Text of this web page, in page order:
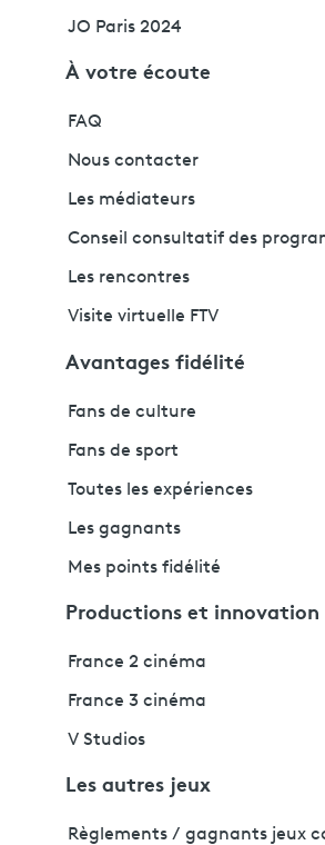
JO Paris 2024
À votre écoute
FAQ
Nous contacter
Les médiateurs
Conseil consultatif des
Les rencontres
Visite virtuelle FTV
Avantages fidélité
Fans de culture
Fans de sport
Toutes les expériences
Les gagnants
Mes points fidélité
Productions et innovation
France 2 cinéma
France 3 cinéma
V Studios
Les autres jeux
Règlements / gagnants jeux